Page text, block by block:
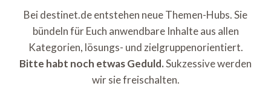
Bei destinet.de entstehen neue Themen-Hubs. Sie
bündeln für Euch anwendbare Inhalte aus allen
Kategorien, lösungs- und zielgruppenorientiert.
Bitte habt noch etwas Geduld.Sukzessive werden
wir sie freischalten.